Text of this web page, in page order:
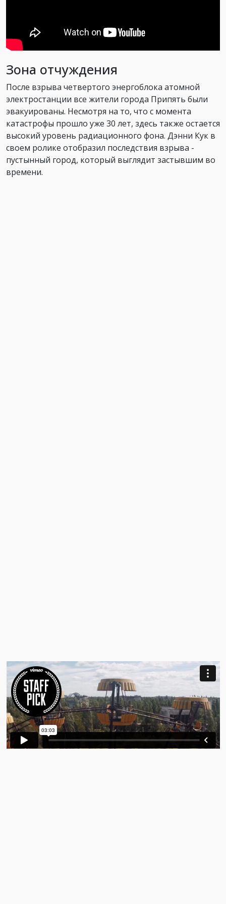
Зона отчуждения
После взрыва четвертого энергоблока атомной
электростанции все жители города Припять были
эвакуированы. Несмотря на то, что с момента
катастрофы прошло уже 30 лет, здесь также остается
высокий уровень радиационного фона. Дэнни Кук в
своем ролике отобразил последствия взрыва -
пустынный город, который выглядит застывшим во
времени.